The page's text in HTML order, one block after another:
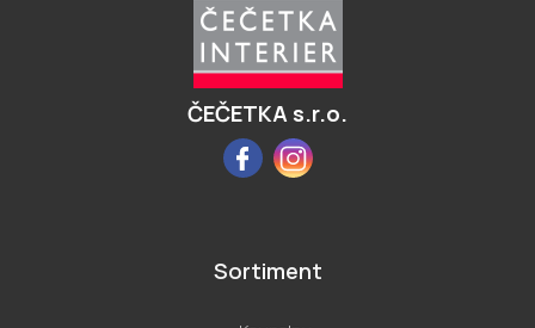
ČEČETKA s.r.o.
FacebookInstagram
Sortiment